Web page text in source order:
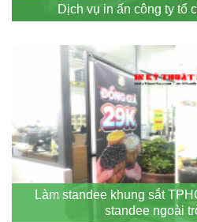
Dịch vụ in ấn công ty tổ
Làm standee khung sắt
standee ngoài